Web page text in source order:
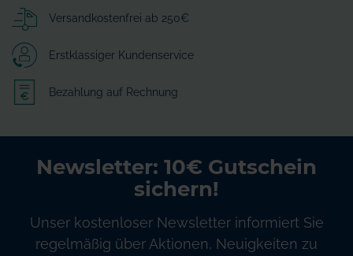
Versandkostenfrei ab 250€
Erstklassiger Kundenservice
Bezahlung auf Rechnung
Newsletter: 10€ Gutschein
sichern!
Unser kostenloser Newsletter informiert Sie
regelmäßig über Aktionen, Neuigkeiten zu